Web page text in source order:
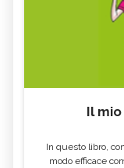
Il
In questo libro,
modo efficace